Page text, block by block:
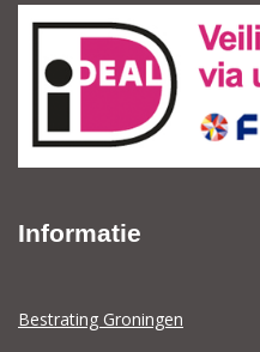
Informatie
Bestrating Groningen